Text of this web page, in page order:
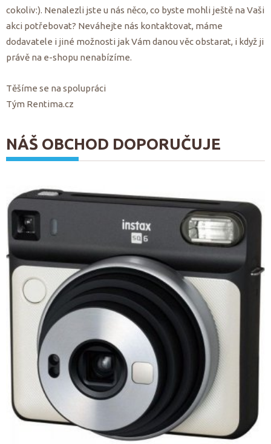
cokoliv:). Nenalezli jste u nás něco, co byste mohli ještě na Vaši
akci potřebovat? Neváhejte nás kontaktovat, máme
dodavatele i jiné možnosti jak Vám danou věc obstarat, i když ji
právě na e-shopu nenabízíme.
Těšíme se na spolupráci
Tým Rentima.cz
NÁŠ OBCHOD DOPORUČUJE